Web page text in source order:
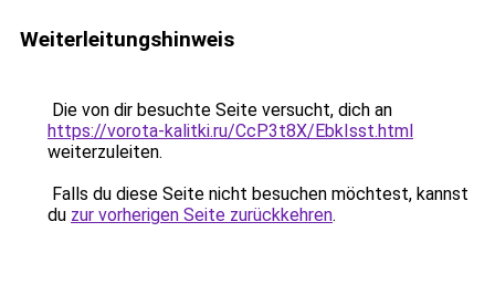
Weiterleitungshinweis
Die von dir besuchte Seite versucht, dich an
https://vorota-kalitki.ru/CcP3t8X/EbkIsst.html
weiterzuleiten.
Falls du diese Seite nicht besuchen möchtest, kannst
du zur vorherigen Seite zurückkehren.